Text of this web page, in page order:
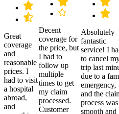
Great
coverage
and
reasonable
prices. I
had to visit
a hospital
abroad,
and
Decent
coverage for
the price, but
I had to
follow up
multiple
times to get
my claim
processed.
Customer
Absolutely
fantastic
service! I
to cancel
trip last
due to a
emergency,
and the
process was
smooth and